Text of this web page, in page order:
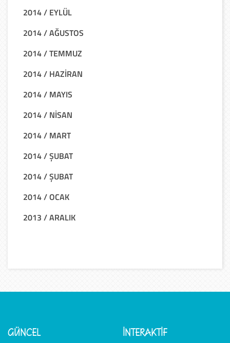
2014 / EYLÜL
2014 / AĞUSTOS
2014 / TEMMUZ
2014 / HAZİRAN
2014 / MAYIS
2014 / NİSAN
2014 / MART
2014 / ŞUBAT
2014 / ŞUBAT
2014 / OCAK
2013 / ARALIK
GÜNCEL İNTERAKTİF